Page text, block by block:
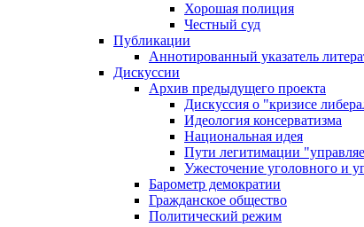
Хорошая полиция
Честный суд
Публикации
Аннотированный указатель
Дискуссии
Архив предыдущего проекта
Дискуссия о "кризисе
Идеология консерватизма
Национальная идея
Пути легитимации
Ужесточение уголовного и
Барометр демократии
Гражданское общество
Политический режим